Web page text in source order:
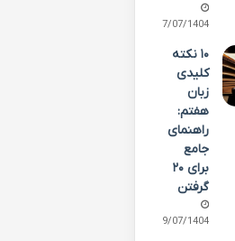
27/07/1404
۱۰ نکته
کلیدی
زبان
هفتم:
راهنمای
جامع
برای ۲۰
گرفتن
19/07/1404